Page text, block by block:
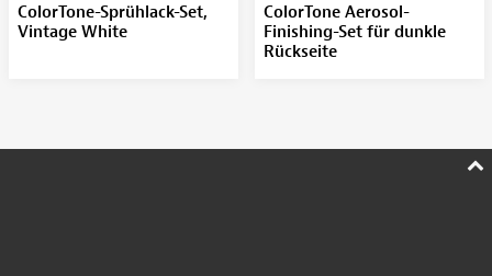
ColorTone-Sprühlack-Set,
Vintage White
ColorTone Aerosol-
Finishing-Set für dunkle
Rückseite